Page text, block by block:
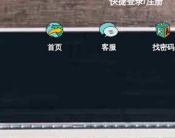
首页 客服 找密码